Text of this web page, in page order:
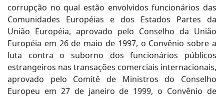
corrupção no qual estão envolvidos funcionários das
Comunidades Européias e dos Estados Partes da
União Européia, aprovado pelo Conselho da União
Européia em 26 de maio de 1997, o Convênio sobre a
luta contra o suborno dos funcionários públicos
estrangeiros nas transações comerciais internacionais,
aprovado pelo Comitê de Ministros do Conselho
Europeu em 27 de janeiro de 1999, o Convênio de